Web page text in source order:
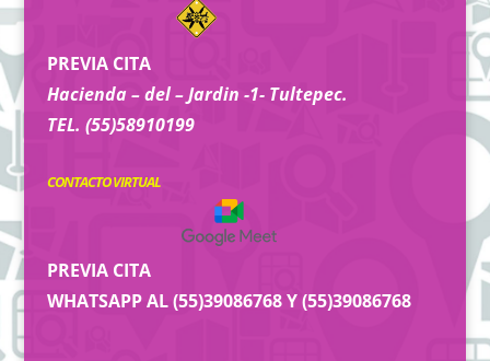
PREVIA CITA
Hacienda – del – Jardin -1- Tultepec.
TEL. (55)58910199
CONTACTO VIRTUAL
PREVIA CITA
WHATSAPP AL (55)39086768 Y (55)39086768